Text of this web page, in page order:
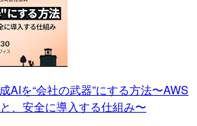
AIを“会社の武器”にする方法〜AWS
、安全に導入する仕組み〜